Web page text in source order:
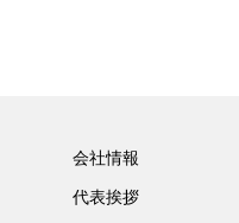
会社情報
代表挨拶